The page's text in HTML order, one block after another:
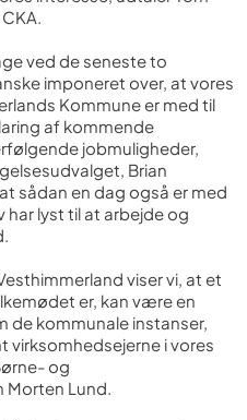
ved de seneste to
imponeret over, at vores
Kommune er med til
af kommende
jobmuligheder,
Brian
sådan en dag også er med
har lyst til at arbejde og
viser vi, at et
er, kan være en
de kommunale instanser,
virksomhedsejerne i vores
og
Lund.